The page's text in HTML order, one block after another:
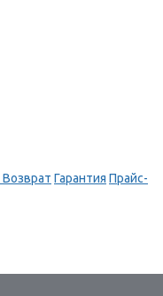
Возврат Гарантия Прайс-